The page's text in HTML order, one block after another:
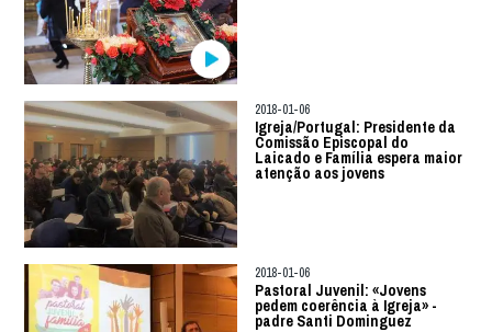
2018-01-06
Igreja/Portugal: Presidente da
Comissão Episcopal do
Laicado e Família espera maior
atenção aos jovens
2018-01-06
Pastoral Juvenil: «Jovens
pedem coerência à Igreja» -
padre Santi Dominguez